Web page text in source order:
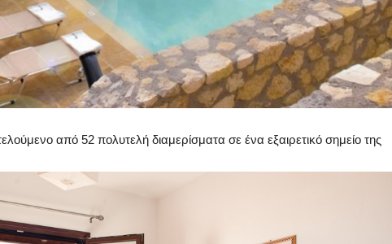
από 52 πολυτελή διαμερίσματα σε ένα εξαιρετικό σημείο της